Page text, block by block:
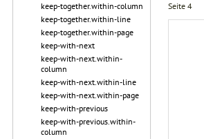
keep-together.within-column
keep-together.within-line
keep-together.within-page
keep-with-next
keep-with-next.within-
column
keep-with-next.within-line
keep-with-next.within-page
keep-with-previous
keep-with-previous.within-
column
Seite 4